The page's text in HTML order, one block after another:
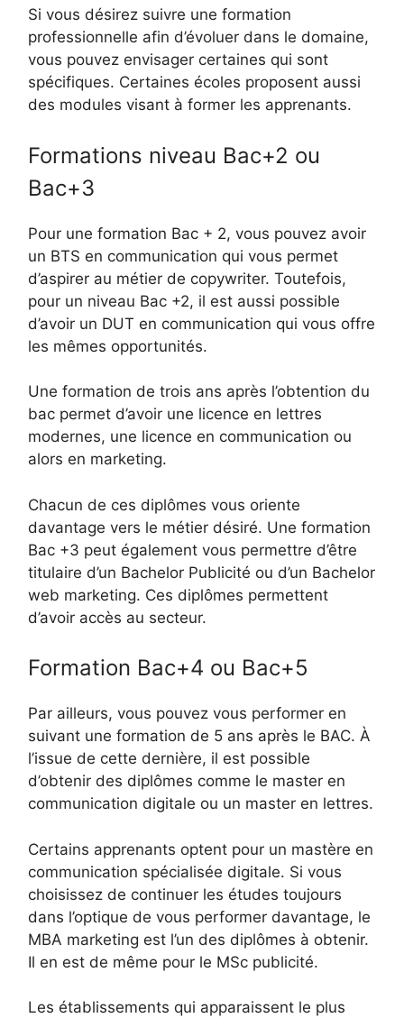
Si vous désirez suivre une formation
professionnelle afin d’évoluer dans le domaine,
vous pouvez envisager certaines qui sont
spécifiques. Certaines écoles proposent aussi
des modules visant à former les apprenants.
Formations niveau Bac+2 ou
Bac+3
Pour une formation Bac + 2, vous pouvez avoir
un BTS en communication qui vous permet
d’aspirer au métier de copywriter. Toutefois,
pour un niveau Bac +2, il est aussi possible
d’avoir un DUT en communication qui vous offre
les mêmes opportunités.
Une formation de trois ans après l’obtention du
bac permet d’avoir une licence en lettres
modernes, une licence en communication ou
alors en marketing.
Chacun de ces diplômes vous oriente
davantage vers le métier désiré. Une formation
Bac +3 peut également vous permettre d’être
titulaire d’un Bachelor Publicité ou d’un Bachelor
web marketing. Ces diplômes permettent
d’avoir accès au secteur.
Formation Bac+4 ou Bac+5
Par ailleurs, vous pouvez vous performer en
suivant une formation de 5 ans après le BAC. À
l’issue de cette dernière, il est possible
d’obtenir des diplômes comme le master en
communication digitale ou un master en lettres.
Certains apprenants optent pour un mastère en
communication spécialisée digitale. Si vous
choisissez de continuer les études toujours
dans l’optique de vous performer davantage, le
MBA marketing est l’un des diplômes à obtenir.
Il en est de même pour le MSc publicité.
Les établissements qui apparaissent le plus